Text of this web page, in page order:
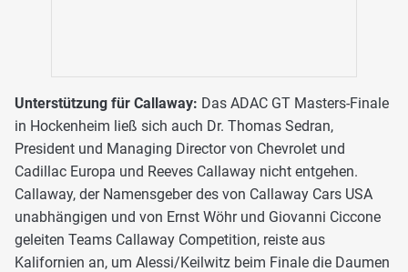
Unterstützung für Callaway: Das ADAC GT Masters-Finale
in Hockenheim ließ sich auch Dr. Thomas Sedran,
President und Managing Director von Chevrolet und
Cadillac Europa und Reeves Callaway nicht entgehen.
Callaway, der Namensgeber des von Callaway Cars USA
unabhängigen und von Ernst Wöhr und Giovanni Ciccone
geleiten Teams Callaway Competition, reiste aus
Kalifornien an, um Alessi/Keilwitz beim Finale die Daumen